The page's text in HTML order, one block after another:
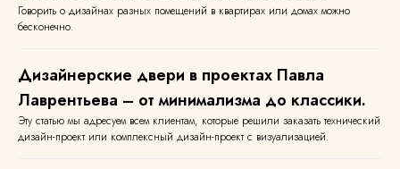
Говорить о дизайнах разных помещений в квартирах или домах можно
бесконечно.
Дизайнерские двери в проектах Павла
Лаврентьева – от минимализма до классики.
Эту статью мы адресуем всем клиентам, которые решили заказать технический
дизайн-проект или комплексный дизайн-проект с визуализацией.
© 2026 Содержимое сайта
не является публичной офертой
Документы
Политика конфиденциальности
Согласие на обработку персональных данных